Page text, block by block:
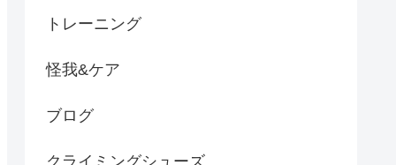
トレーニング
怪我&ケア
ブログ